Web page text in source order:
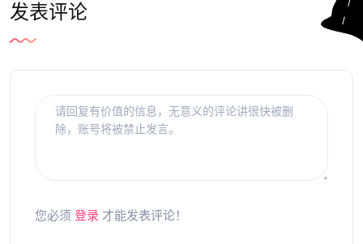
发表评论
您必须 登录 才能发表评论！